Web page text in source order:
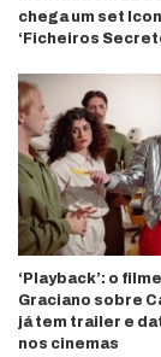
chega um set
‘Ficheiros
‘Playback’: o
Graciano sobre
já tem trailer e
nos cinemas